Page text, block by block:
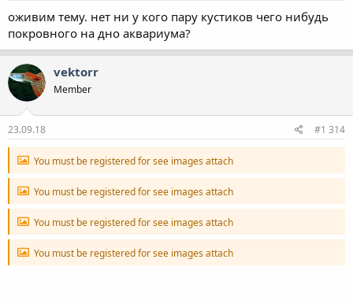
оживим тему. нет ни у кого пару кустиков чего нибудь
покровного на дно аквариума?
vektorr
Member
23.09.18 #1 314
You must be registered for see images attach
You must be registered for see images attach
You must be registered for see images attach
You must be registered for see images attach